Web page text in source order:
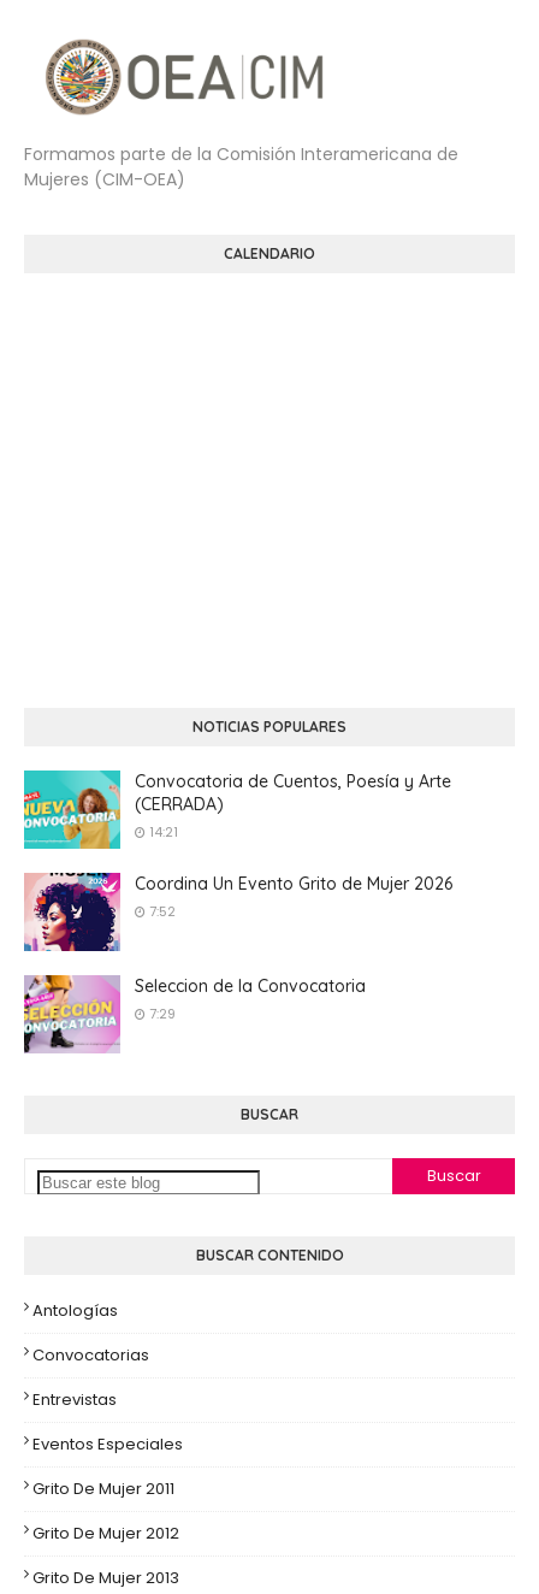
Formamos parte de la Comisión Interamericana de
Mujeres (CIM-OEA)
CALENDARIO
NOTICIAS POPULARES
Convocatoria de Cuentos, Poesía y Arte
(CERRADA)
14:21
Coordina Un Evento Grito de Mujer 2026
7:52
Seleccion de la Convocatoria
7:29
BUSCAR
BUSCAR CONTENIDO
Antologías
Convocatorias
Entrevistas
Eventos Especiales
Grito De Mujer 2011
Grito De Mujer 2012
Grito De Mujer 2013